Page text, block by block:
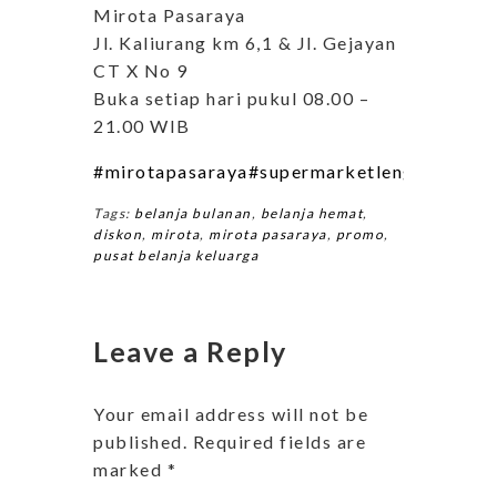
Mirota Pasaraya
Jl. Kaliurang km 6,1 & Jl. Gejayan
CT X No 9
Buka setiap hari pukul 08.00 –
21.00 WIB
#mirotapasaraya
Tags: belanja bulanan, belanja hemat,
diskon, mirota, mirota pasaraya, promo,
pusat belanja keluarga
Leave a Reply
Your email address will not be
published. Required fields are
marked *